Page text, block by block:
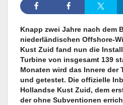
Knapp zwei Jahre nach dem
niederländischen Offshore-
Kust Zuid fand nun die
Turbine von insgesamt 139
Monaten wird das Innere der
und getestet. Die offizielle
Hollandse Kust Zuid, dem
der ohne Subventionen